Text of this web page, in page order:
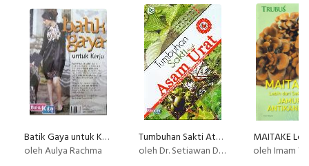
Batik Gaya untuk Kerja
oleh Aulya Rachma
Tumbuhan Sakti Atasi Asam Urat
oleh Dr. Setiawan Dallmartha/Dr. Felix Adrian Dallmartha, BMedSc.
oleh Imam